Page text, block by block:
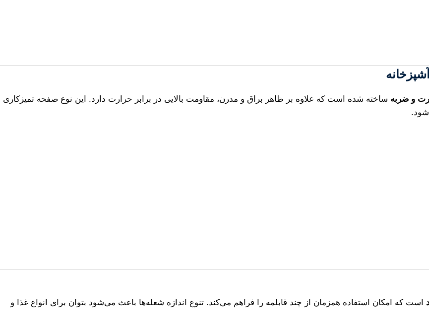
و ضربه ساخته شده است که علاوه بر ظاهر براق و مدرن، مقاومت بالایی در برابر حرارت دارد. این نوع صفحه تمیزکاری
است که امکان استفاده همزمان از چند قابلمه را فراهم می‌کند. تنوع اندازه شعله‌ها باعث می‌شود بتوان برای انواع غذا و